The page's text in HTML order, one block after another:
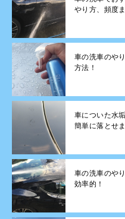
やり方、頻度ま
車の洗車のや
方法！
車についた水
簡単に落とせま
車の洗車のや
効率的！